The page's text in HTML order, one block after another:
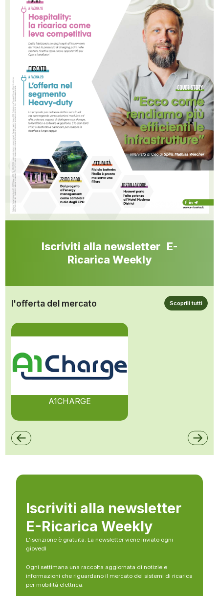
Iscriviti alla newsletter E-
Ricarica Weekly
l'offerta del mercato Scoprili tutti
A1CHARGE
Iscriviti alla newsletter
E-Ricarica Weekly
L’iscrizione è gratuita. La newsletter viene inviato ogni
giovedì
Ogni settimana una raccolta aggiornata di notizie e
informazioni che riguardano il mercato dei sistemi di ricarica
per mobilità elettrica.